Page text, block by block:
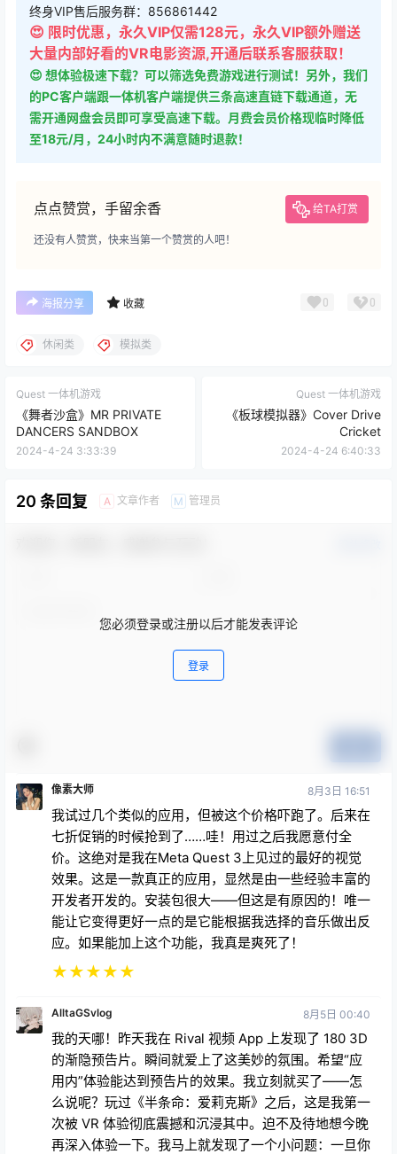
终身VIP售后服务群：856861442
😍 限时优惠，永久VIP仅需128元，永久VIP额外赠送
大量内部好看的VR电影资源,开通后联系客服获取！
😍 想体验极速下载？可以筛选免费游戏进行测试！另外，我们
的PC客户端跟一体机客户端提供三条高速直链下载通道，无
需开通网盘会员即可享受高速下载。月费会员价格现临时降低
至18元/月，24小时内不满意随时退款！
点点赞赏，手留余香 给TA打赏
还没有人赞赏，快来当第一个赞赏的人吧！
海报分享 收藏 0 0
休闲类 模拟类
Quest 一体机游戏
《舞者沙盒》MR PRIVATE
DANCERS SANDBOX
2024-4-24 3:33:39
Quest 一体机游戏
《板球模拟器》Cover Drive
Cricket
2024-4-24 6:40:33
20 条回复 A 文章作者 M 管理员
您必须登录或注册以后才能发表评论
登录
像素大师 8月3日 16:51
我试过几个类似的应用，但被这个价格吓跑了。后来在
七折促销的时候抢到了……哇！用过之后我愿意付全
价。这绝对是我在Meta Quest 3上见过的最好的视觉
效果。这是一款真正的应用，显然是由一些经验丰富的
开发者开发的。安装包很大——但这是有原因的！唯一
能让它变得更好一点的是它能根据我选择的音乐做出反
应。如果能加上这个功能，我真是爽死了！
★★★★★
AlltaGSvlog 8月5日 00:40
我的天哪！昨天我在 Rival 视频 App 上发现了 180 3D
的渐隐预告片。瞬间就爱上了这美妙的氛围。希望“应
用内”体验能达到预告片的效果。我立刻就买了——怎
么说呢？玩过《半条命：爱莉克斯》之后，这是我第一
次被 VR 体验彻底震撼和沉浸其中。迫不及待地想今晚
再深入体验一下。我马上就发现了一个小问题：一旦你